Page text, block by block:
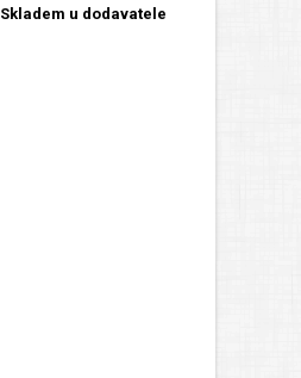
Skladem u dodavatele